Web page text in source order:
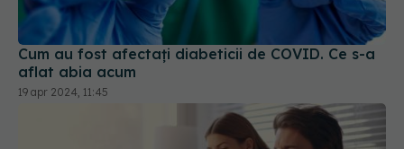
Cum au fost afectați diabeticii de COVID. Ce s-a
aflat abia acum
19 apr 2024, 11:45